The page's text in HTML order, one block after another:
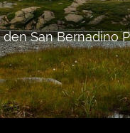
San Bernadino